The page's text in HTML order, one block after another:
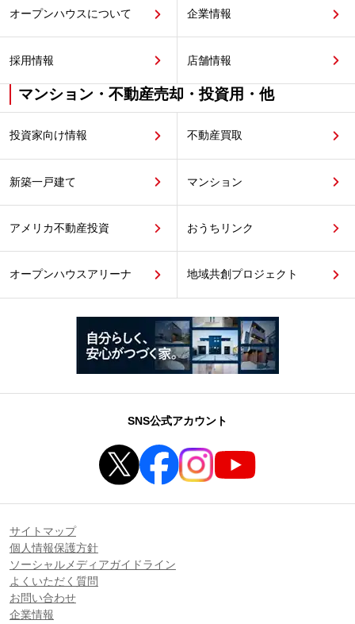
オープンハウスについて 企業情報
採用情報 店舗情報
マンション・不動産売却・投資用・他
投資家向け情報 不動産買取
新築一戸建て マンション
アメリカ不動産投資 おうちリンク
オープンハウスアリーナ 地域共創プロジェクト
SNS公式アカウント
サイトマップ
個人情報保護方針
ソーシャルメディアガイドライン
よくいただく質問
お問い合わせ
企業情報